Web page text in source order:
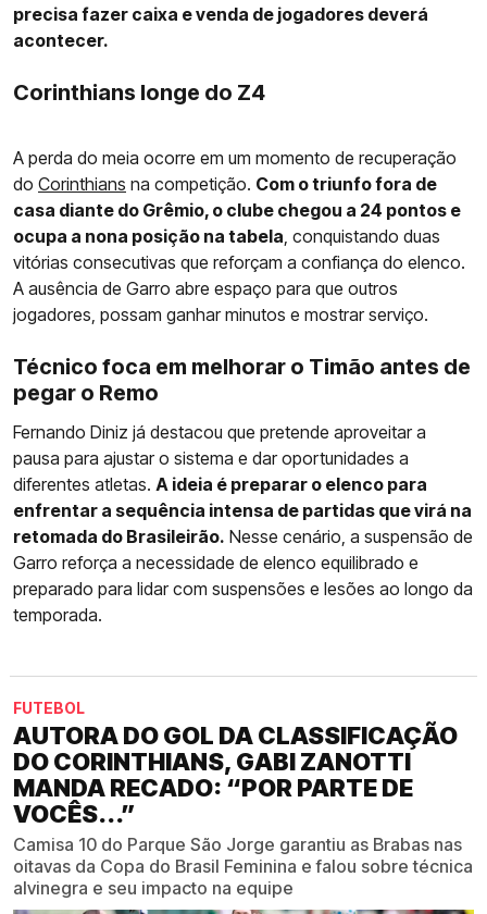
precisa fazer caixa e venda de jogadores deverá
acontecer.
Corinthians longe do Z4
A perda do meia ocorre em um momento de recuperação
do Corinthians na competição. Com o triunfo fora de
casa diante do Grêmio, o clube chegou a 24 pontos e
ocupa a nona posição na tabela , conquistando duas
vitórias consecutivas que reforçam a confiança do elenco.
A ausência de Garro abre espaço para que outros
jogadores, possam ganhar minutos e mostrar serviço.
Técnico foca em melhorar o Timão antes de
pegar o Remo
Fernando Diniz já destacou que pretende aproveitar a
pausa para ajustar o sistema e dar oportunidades a
diferentes atletas. A ideia é preparar o elenco para
enfrentar a sequência intensa de partidas que virá na
retomada do Brasileirão. Nesse cenário, a suspensão de
Garro reforça a necessidade de elenco equilibrado e
preparado para lidar com suspensões e lesões ao longo da
temporada.
FUTEBOL
AUTORA DO GOL DA CLASSIFICAÇÃO
DO CORINTHIANS, GABI ZANOTTI
MANDA RECADO: “POR PARTE DE
VOCÊS...”
Camisa 10 do Parque São Jorge garantiu as Brabas nas
oitavas da Copa do Brasil Feminina e falou sobre técnica
alvinegra e seu impacto na equipe